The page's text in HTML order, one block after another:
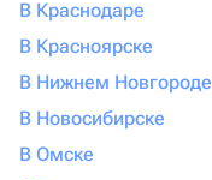
В Краснодаре
В Красноярске
В Нижнем Новгороде
В Новосибирске
В Омске